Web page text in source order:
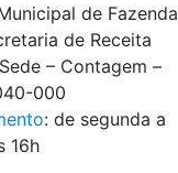
de Fazenda
de Receita
– Contagem –
000
: de segunda a
16h